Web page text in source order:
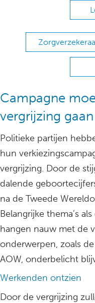
Campagne
vergrijzing gaan
Politieke partijen
hun
vergrijzing. Door de
dalende
na de Tweede
Belangrijke thema’s
hangen nauw met de
onderwerpen, zoals
AOW, onderbelicht
Werkenden ontzien
Door de vergrijzing